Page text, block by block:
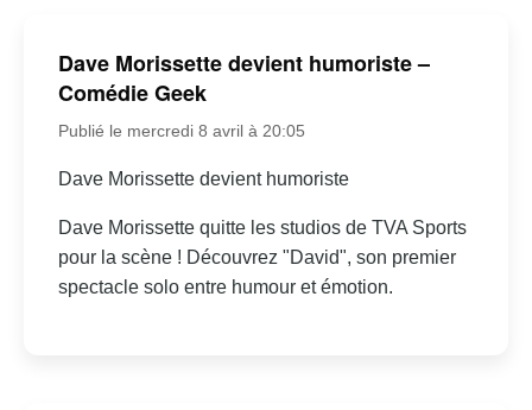
Dave Morissette devient humoriste –
Comédie Geek
Publié le mercredi 8 avril à 20:05
Dave Morissette devient humoriste
Dave Morissette quitte les studios de TVA Sports
pour la scène ! Découvrez "David", son premier
spectacle solo entre humour et émotion.